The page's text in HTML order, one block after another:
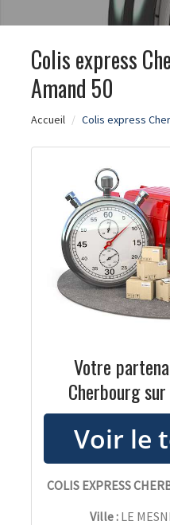
Colis express
Amand 50
Accueil Colis express
Votre
Cherbourg
COLIS EXPRESS
Ville : LE